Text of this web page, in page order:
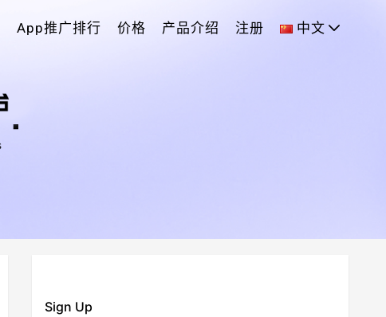
App推广排行 价格 产品介绍 注册 中文